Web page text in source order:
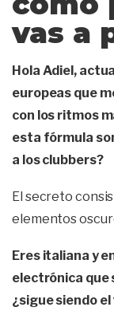
vas a
Hola Adiel,
europeas que
con los ritmos
esta fórmula
a los clubbers?
El secreto
elementos
Eres italiana y
electrónica que
¿sigue siendo